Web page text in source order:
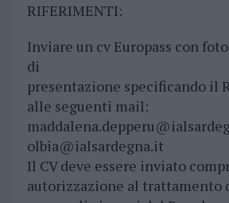
RIFERIMENTI:
Inviare un cv Europass con
di
presentazione specificando il
alle seguenti mail:
olbia@ialsardegna.it
Il CV deve essere inviato
autorizzazione al trattamento